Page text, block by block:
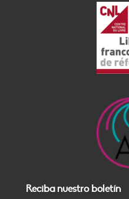
Reciba nuestro boletín